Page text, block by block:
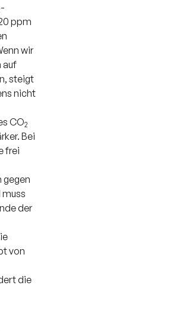
-
ppm
wir
auf
steigt
nicht
CO2
Bei
frei
gegen
der
von
die